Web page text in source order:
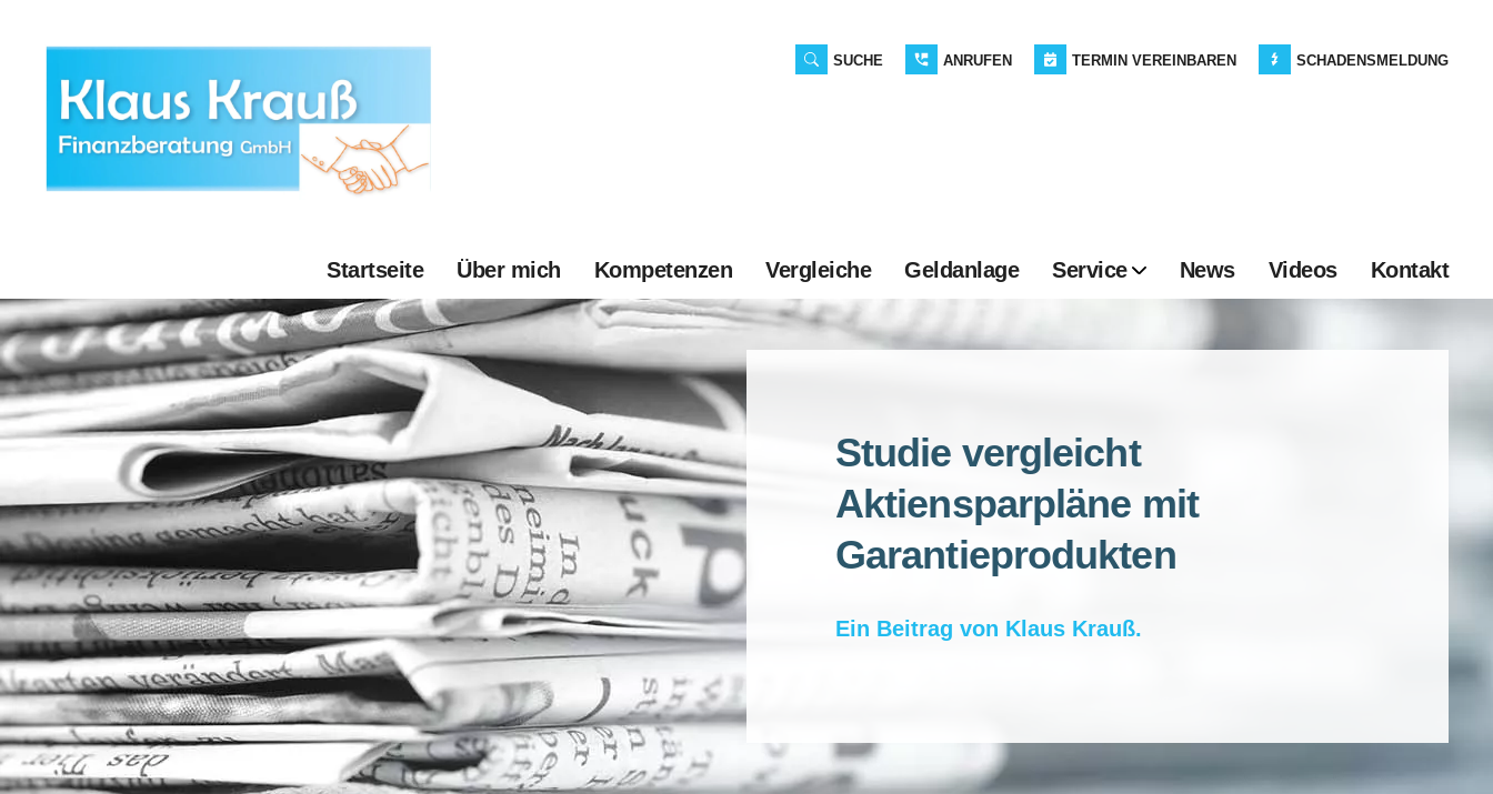
SUCHE ANRUFEN TERMIN VEREINBAREN SCHADENSMELDUNG
Startseite Über mich Kompetenzen Vergleiche Geldanlage Service News Videos Kontakt
Studie vergleicht
Aktiensparpläne mit
Garantieprodukten
Ein Beitrag von Klaus Krauß.